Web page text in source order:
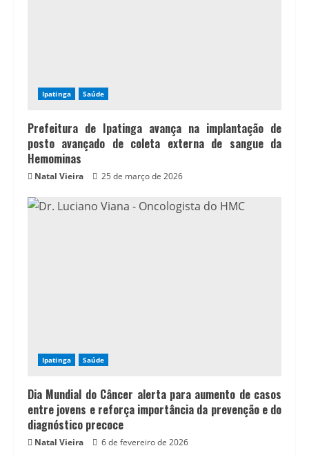
Ipatinga Saúde
Prefeitura de Ipatinga avança na implantação de
posto avançado de coleta externa de sangue da
Hemominas
Natal Vieira 25 de março de 2026
Ipatinga Saúde
Dia Mundial do Câncer alerta para aumento de casos
entre jovens e reforça importância da prevenção e do
diagnóstico precoce
Natal Vieira 6 de fevereiro de 2026